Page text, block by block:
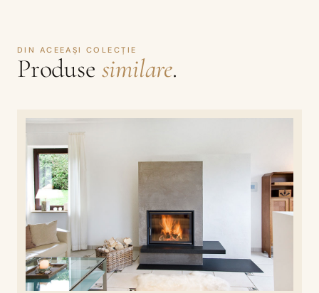
DIN ACEEAȘI COLECȚIE
Produse similare.